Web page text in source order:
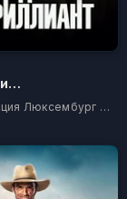
Последний бриллиант
2014, Франция Люксембург Бельгия